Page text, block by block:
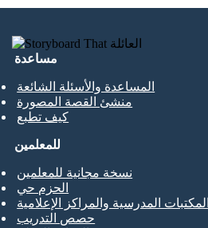
مساعدة
المساعدة والأسئلة الشائعة
منشئ القصة المصورة
كيف تطبع
للمعلمين
نسخة مجانية للمعلمين
الحزم حي
المكتبات المدرسية والمراكز الإعلامية
حصص التدريب